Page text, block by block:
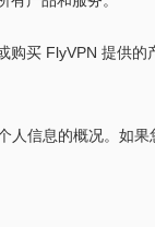
买 FlyVPN 提供
信息的概况。如